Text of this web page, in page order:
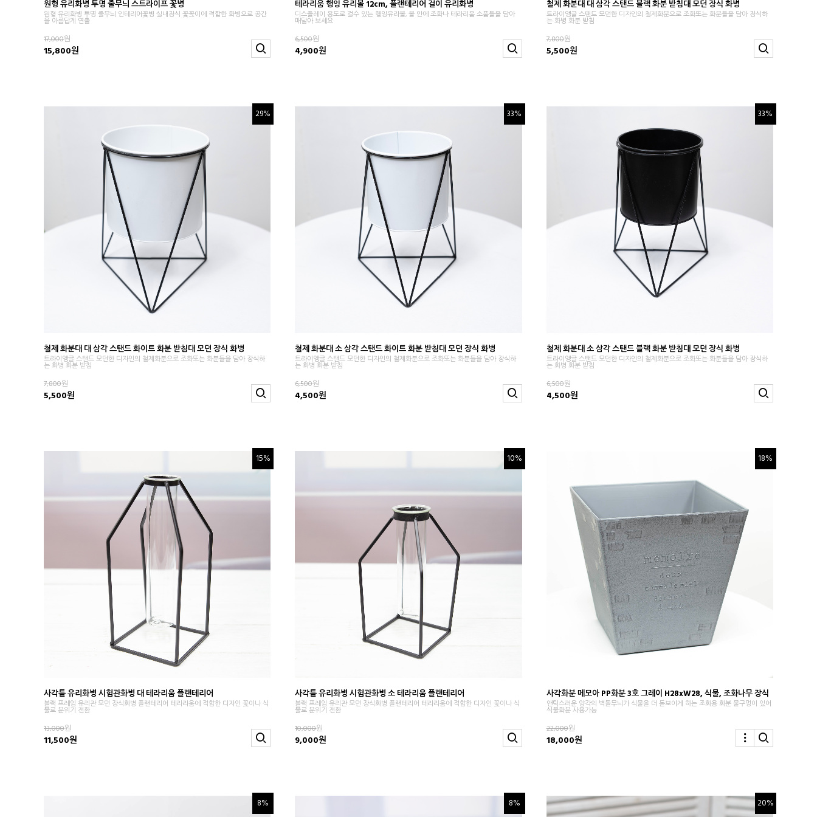
원형 유리화병 투명 줄무늬 스트라이프 꽃병
원형 유리화병 투명 줄무늬 인테리어꽃병 실내장식 꽃꽂이에 적합한 화병으로 공간
을 아름답게 연출
17,000원
15,800원
테라리움 행잉 유리볼 12cm, 플랜테리어 걸이 유리화병
디스플레이 용도로 걸수 있는 행잉유리볼, 볼 안에 조화나 테라리움 소품들을 담아
매달아 보세요
6,500원
4,900원
철제 화분대 대 삼각 스탠드 블랙 화분 받침대 모던 장식 화병
트라이앵글 스탠드 모던한 디자인의 철제화분으로 조화또는 화분들을 담아 장식하
는 화병 화분 받침
7,800원
5,500원
29%
철제 화분대 대 삼각 스탠드 화이트 화분 받침대 모던 장식 화병
트라이앵글 스탠드 모던한 디자인의 철제화분으로 조화또는 화분들을 담아 장식하
는 화병 화분 받침
7,800원
5,500원
33%
철제 화분대 소 삼각 스탠드 화이트 화분 받침대 모던 장식 화병
트라이앵글 스탠드 모던한 디자인의 철제화분으로 조화또는 화분들을 담아 장식하
는 화병 화분 받침
6,500원
4,500원
33%
철제 화분대 소 삼각 스탠드 블랙 화분 받침대 모던 장식 화병
트라이앵글 스탠드 모던한 디자인의 철제화분으로 조화또는 화분들을 담아 장식하
는 화병 화분 받침
6,500원
4,500원
15%
사각틀 유리화병 시험관화병 대 테라리움 플랜테리어
블랙 프레임 유리관 모던 장식화병 플랜테리어 테라리움에 적합한 디자인 꽃이나 식
물로 분위기 전환
13,000원
11,500원
10%
사각틀 유리화병 시험관화병 소 테라리움 플랜테리어
블랙 프레임 유리관 모던 장식화병 플랜테리어 테라리움에 적합한 디자인 꽃이나 식
물로 분위기 전환
10,000원
9,000원
18%
사각화분 메모아 PP화분 3호 그레이 H28xW28, 식물, 조화나무 장식
앤틱스러운 양각의 벽돌무늬가 식물을 더 돋보이게 하는 조화용 화분 물구멍이 있어
식물화분 사용가능
22,000원
18,000원
8% 8% 20%